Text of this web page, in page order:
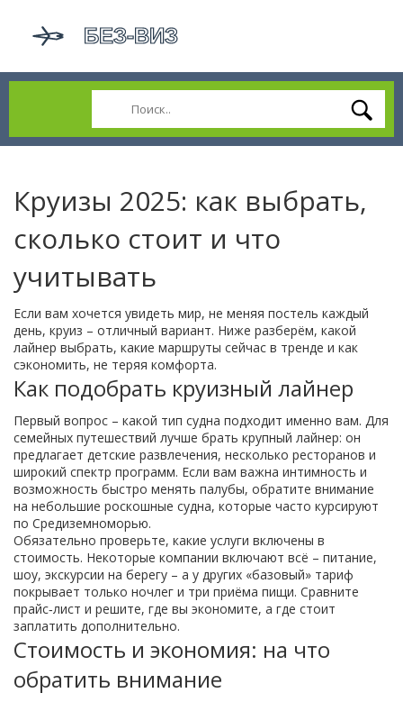
Круизы 2025: как выбрать,
сколько стоит и что
учитывать
Если вам хочется увидеть мир, не меняя постель каждый
день, круиз – отличный вариант. Ниже разберём, какой
лайнер выбрать, какие маршруты сейчас в тренде и как
сэкономить, не теряя комфорта.
Как подобрать круизный лайнер
Первый вопрос – какой тип судна подходит именно вам. Для
семейных путешествий лучше брать крупный лайнер: он
предлагает детские развлечения, несколько ресторанов и
широкий спектр программ. Если вам важна интимность и
возможность быстро менять палубы, обратите внимание
на небольшие роскошные судна, которые часто курсируют
по Средиземноморью.
Обязательно проверьте, какие услуги включены в
стоимость. Некоторые компании включают всё – питание,
шоу, экскурсии на берегу – а у других «базовый» тариф
покрывает только ночлег и три приёма пищи. Сравните
прайс‑лист и решите, где вы экономите, а где стоит
заплатить дополнительно.
Стоимость и экономия: на что
обратить внимание